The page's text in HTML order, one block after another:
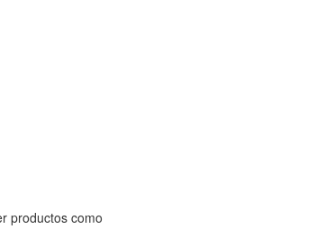
productos como